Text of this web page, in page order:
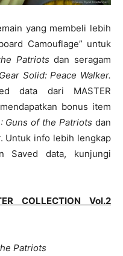
yang membeli lebih
Camouflage” untuk
Patriotsdan seragam
Solid: Peace Walker.
data dari MASTER
bonus item
Guns of the Patriots dan
. Untuk info lebih lengkap
Saved data, kunjungi
COLLECTION Vol.2
Patriots